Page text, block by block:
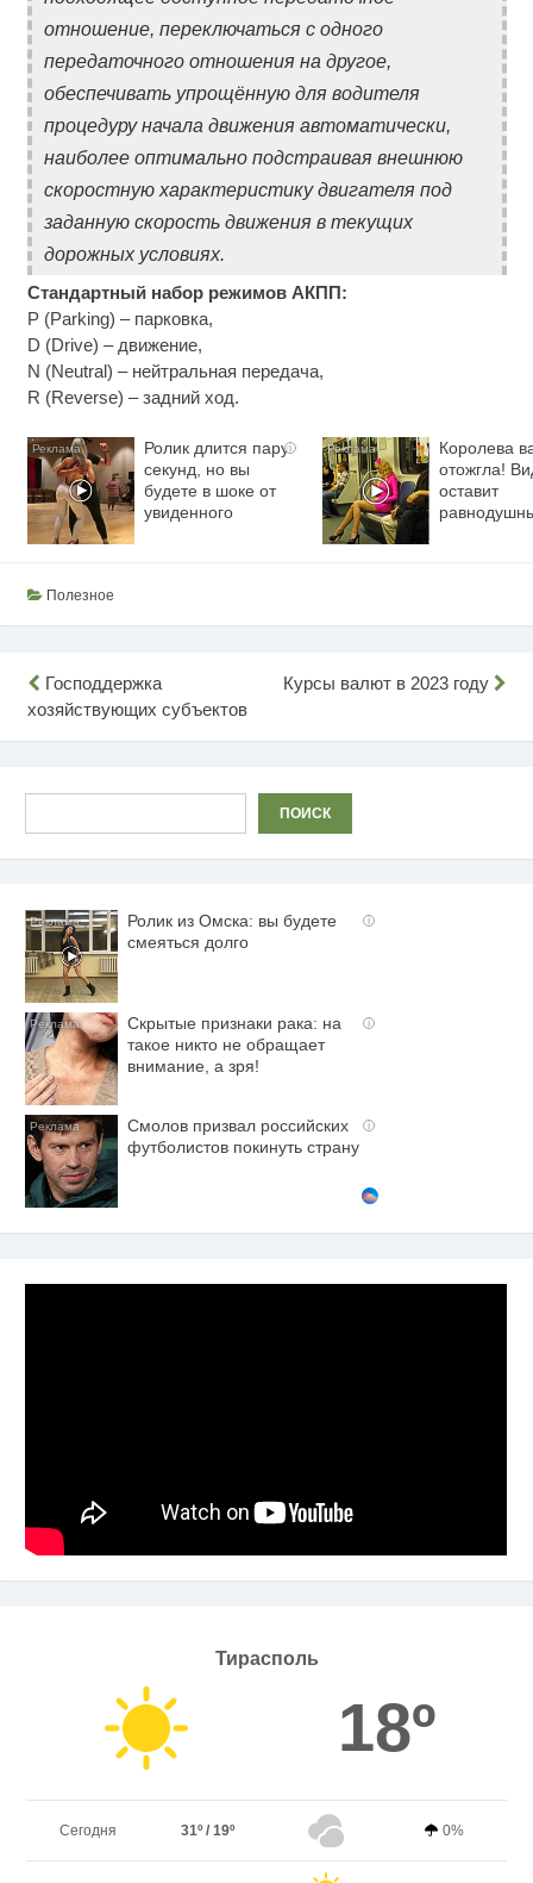
отношение, переключаться с одного
передаточного отношения на другое,
обеспечивать упрощённую для водителя
процедуру начала движения автоматически,
наиболее оптимально подстраивая внешнюю
скоростную характеристику двигателя под
заданную скорость движения в текущих
дорожных условиях.
Стандартный набор режимов АКПП:
P (Parking) – парковка,
D (Drive) – движение,
N (Neutral) – нейтральная передача,
R (Reverse) – задний ход.
i
Ролик длится пару
секунд, но вы
будете в шоке от
увиденного
Королева
отожгла!
оставит
Полезное
Навигация
по
Господдержка
хозяйствующих субъектов
Курсы валют в 2023 году
ПОИСК
i
Ролик из Омска: вы будете
смеяться долго
i
Скрытые признаки рака: на
такое никто не обращает
внимание, а зря!
i
Смолов призвал российских
футболистов покинуть страну
Тирасполь
18º
Сегодня 31º / 19º 0%